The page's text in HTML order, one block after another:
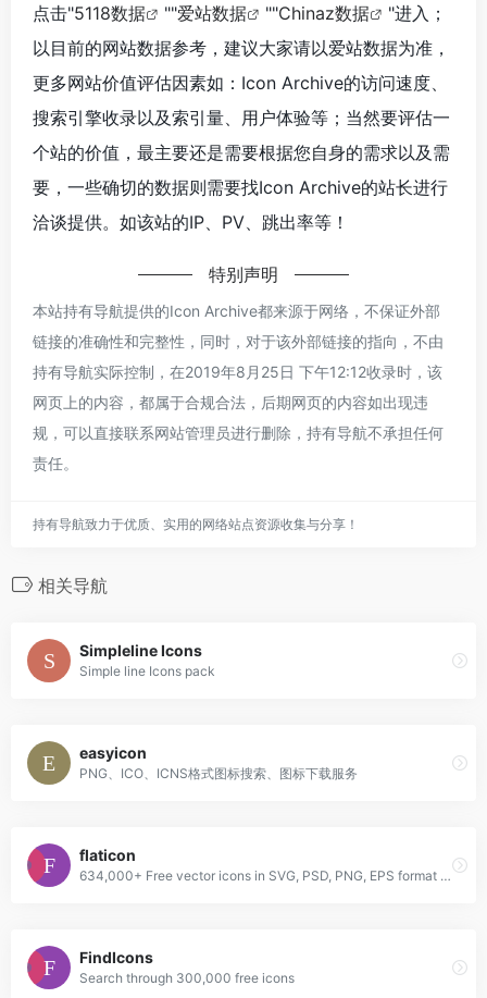
点击"5118数据 ""爱站数据 ""Chinaz数据
"进入；
以目前的网站数据参考，建议大家请以爱站数据为准，
更多网站价值评估因素如：Icon Archive的访问速度、
搜索引擎收录以及索引量、用户体验等；当然要评估一
个站的价值，最主要还是需要根据您自身的需求以及需
要，一些确切的数据则需要找Icon Archive的站长进行
洽谈提供。如该站的IP、PV、跳出率等！
特别声明
本站持有导航提供的Icon Archive都来源于网络，不保证外部
链接的准确性和完整性，同时，对于该外部链接的指向，不由
持有导航实际控制，在2019年8月25日 下午12:12收录时，该
网页上的内容，都属于合规合法，后期网页的内容如出现违
规，可以直接联系网站管理员进行删除，持有导航不承担任何
责任。
持有导航致力于优质、实用的网络站点资源收集与分享！
相关导航
Simpleline Icons
Simple line Icons pack
easyicon
PNG、ICO、ICNS格式图标搜索、图标下载服务
flaticon
634,000+ Free vector icons in SVG, PSD, PNG, EPS format or as ICON FONT.
FindIcons
Search through 300,000 free icons